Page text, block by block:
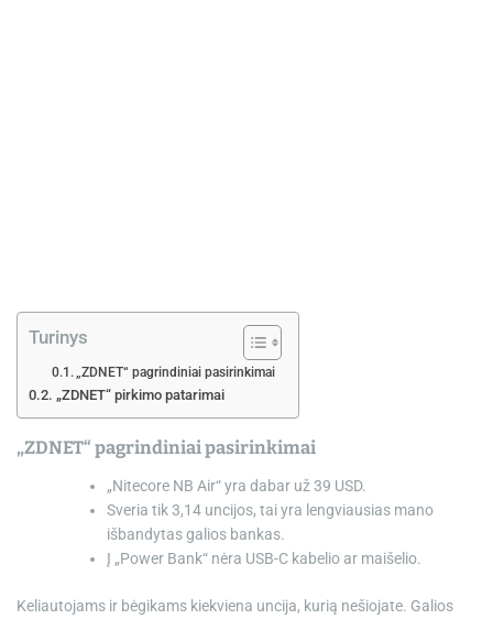
Turinys
„ZDNET“ pagrindiniai pasirinkimai
„ZDNET“ pirkimo patarimai
„ZDNET“ pagrindiniai pasirinkimai
„Nitecore NB Air“ yra dabar už 39 USD.
Sveria tik 3,14 uncijos, tai yra lengviausias mano
išbandytas galios bankas.
Į „Power Bank“ nėra USB-C kabelio ar maišelio.
Keliautojams ir bėgikams kiekviena uncija, kurią nešiojate. Galios